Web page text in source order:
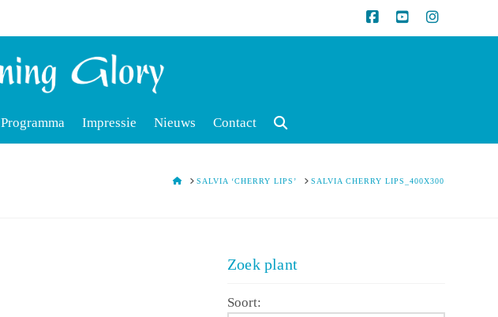
Programma Impressie Nieuws Contact
HOMESALVIA ‘CHERRY LIPS’ SALVIA CHERRY LIPS_400X300
Zoek plant
Soort: